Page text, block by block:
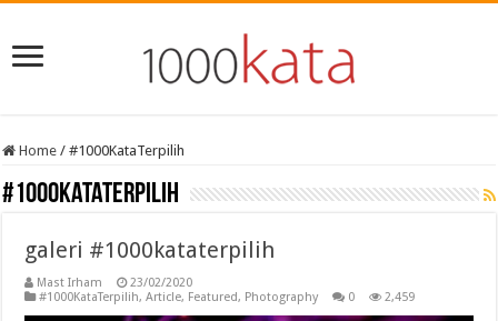
Home / #1000KataTerpilih
#1000KataTerpilih
galeri #1000kataterpilih
Mast Irham
23/02/2020
#1000KataTerpilih,Article, Featured, Photography 0 2,459